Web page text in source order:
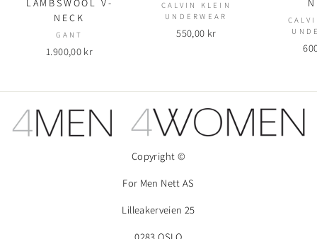
LAMBSWOOL V-
NECK
GANT
1.900,00 kr
CALVIN KLEIN
UNDERWEAR
550,00 kr
Copyright ©
For Men Nett AS
Lilleakerveien 25